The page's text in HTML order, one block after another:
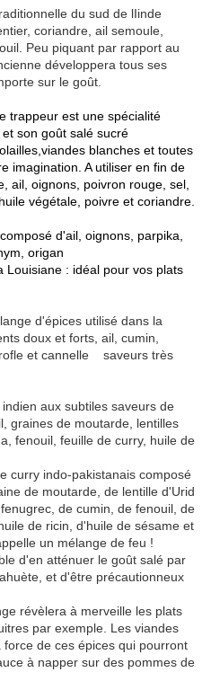
du sud de lIinde
coriandre, ail semoule,
Peu piquant par rapport au
développera tous ses
sur le goût.
trappeur est une spécialité
son goût salé sucré
blanches et toutes
imagination. A utiliser en fin de
ail, oignons, poivron rouge, sel,
végétale, poivre et coriandre.
d'ail, oignons, parpika,
origan
Louisiane : idéal pour vos plats
d'épices utilisé dans la
doux et forts, ail, cumin,
et cannelle saveurs très
aux subtiles saveurs de
graines de moutarde, lentilles
fenouil, feuille de curry, huile de
curry indo-pakistanais composé
de moutarde, de lentille d'Urid
de cumin, de fenouil, de
de ricin, d'huile de sésame et
un mélange de feu !
d'en atténuer le goût salé par
et d'être précautionneux
révèlera à merveille les plats
par exemple. Les viandes
de ces épices qui pourront
à napper sur des pommes de